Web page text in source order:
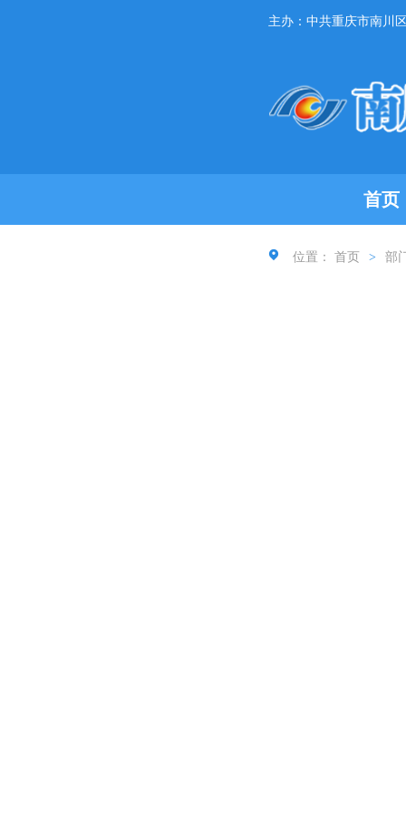
主办：中共重庆市南川
首页
位置： 首页 > 部